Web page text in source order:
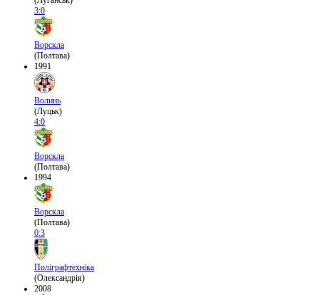
3:0
Ворскла
(Полтава)
1991
Волинь
(Луцьк)
4:0
Ворскла
(Полтава)
1994
Ворскла
(Полтава)
0:3
Поліграфтехніка
(Олександрія)
2008